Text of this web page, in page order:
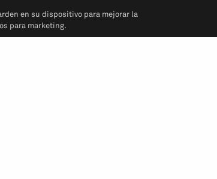
en su dispositivo para mejorar la
para marketing.